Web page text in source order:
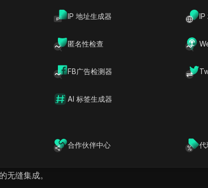
IP 地址生成器 IP
匿名性检查
FB广告检测器
AI 标签生成器
合作伙伴中心 代
功能，让您的账户可以跨设备共享！享受无缝
的特别优惠以获得完整功能访问，$39.99/月
200个问题），共享从未如此简单。今天就
的表现。它主动倾听面试官提出的问题，并实时提供
无缝集成。